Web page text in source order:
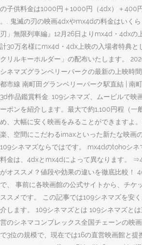
の子供料金は1000円＋1000円（4dx）＋400
。. 鬼滅の刃の映画4dxやmx4dの料金はいく
刃」無限列車編』12月26日よりmx4d・4dxの
計30万名様にmx4d・4dx上映の入場者特典と
クリルキーホルダー」の配布いたします。
シネマズグランベリーパークの最新の上映時
都市線 南町田グランベリーパーク駅直結 | 南
3d作品鑑賞料金. 109シネマズ、ムービルで映
ーポンを紹介します。最大で約1,100円程（一
め、大幅に安く映画をみることができますよ
楽、空間にこだわるimaxといった新たな映画
109シネマズならではです。 mx4dのtohoシネ
料金は、4dxとmx4dによって異なります。
がオススメ？値段や効果の違いを徹底比較！
で、 事前に各映画館の公式サイトから、チケ
ススメです。 この記事では109シネマズを安
介します。 109シネマズとは 109シネマズと
営のシネマコンプレックス全国チェーンの映
で3位の規模で、現在では16の直営映画館と提